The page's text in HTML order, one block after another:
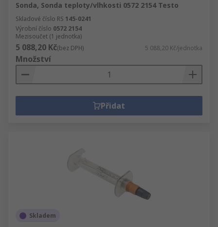
Sonda, Sonda teploty/vlhkosti 0572 2154 Testo
Skladové číslo RS 145-0241
Výrobní číslo 0572 2154
Mezisoučet (1 jednotka)
5 088,20 Kč(bez DPH) 5 088,20 Kč/jednotka
Množství
Přidat
Skladem